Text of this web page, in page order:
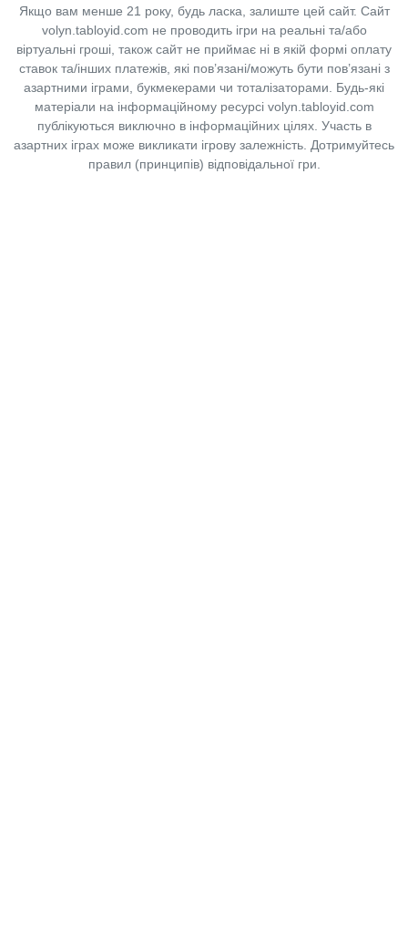
Якщо вам менше 21 року, будь ласка, залиште цей сайт. Сайт
volyn.tabloyid.com не проводить ігри на реальні та/або
віртуальні гроші, також сайт не приймає ні в якій формі оплату
ставок та/інших платежів, які пов’язані/можуть бути пов’язані з
азартними іграми, букмекерами чи тоталізаторами. Будь-які
матеріали на інформаційному ресурсі volyn.tabloyid.com
публікуються виключно в інформаційних цілях. Участь в
азартних іграх може викликати ігрову залежність. Дотримуйтесь
правил (принципів) відповідальної гри.